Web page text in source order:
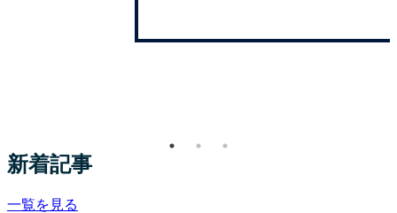
新着記事
一覧を見る